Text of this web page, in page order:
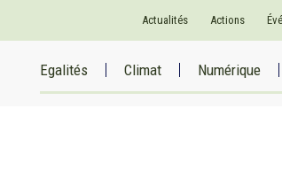
Actualités Actions
Egalités Climat Numérique